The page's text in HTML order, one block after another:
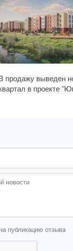
В продажу выведен
в проекте
на публикацию отзыва